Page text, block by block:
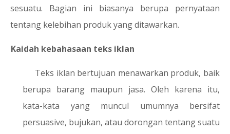
sesuatu. Bagian ini biasanya berupa pernyataan
tentang kelebihan produk yang ditawarkan.
Kaidah kebahasaan teks iklan
Teks iklan bertujuan menawarkan produk, baik
berupa barang maupun jasa. Oleh karena itu,
kata-kata yang muncul umumnya bersifat
persuasive, bujukan, atau dorongan tentang suatu